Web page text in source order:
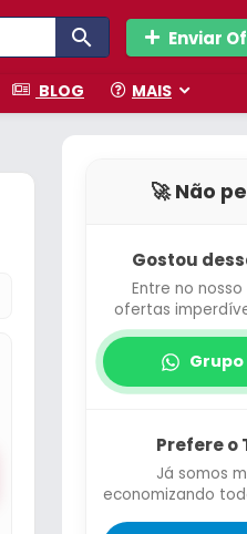
Enviar
BLOG MAIS
🚀 Não
Gostou
Entre no
ofertas
Prefere o
Já somos
economizando